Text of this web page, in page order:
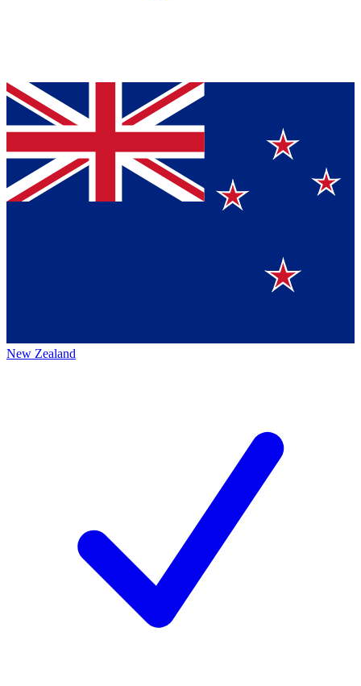
New Zealand